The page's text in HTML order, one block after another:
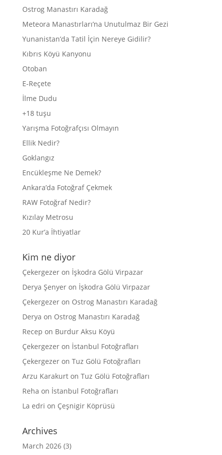
Ostrog Manastırı Karadağ
Meteora Manastırları’na Unutulmaz Bir Gezi
Yunanistan’da Tatil İçin Nereye Gidilir?
Kıbrıs Köyü Kanyonu
Otoban
E-Reçete
İlme Dudu
+18 tuşu
Yarışma Fotoğrafçısı Olmayın
Ellik Nedir?
Goklangız
Encükleşme Ne Demek?
Ankara’da Fotoğraf Çekmek
RAW Fotoğraf Nedir?
Kızılay Metrosu
20 Kur’a İhtiyatlar
Kim ne diyor
Çekergezeron İşkodra Gölü Virpazar
Derya Şenyeron İşkodra Gölü Virpazar
Çekergezeron Ostrog Manastırı Karadağ
Derya on Ostrog Manastırı Karadağ
Recep on Burdur Aksu Köyü
Çekergezeron İstanbul Fotoğrafları
Çekergezeron Tuz Gölü Fotoğrafları
Arzu Karakurton Tuz Gölü Fotoğrafları
Reha on İstanbul Fotoğrafları
La edri on Çeşnigir Köprüsü
Archives
March 2026(3)